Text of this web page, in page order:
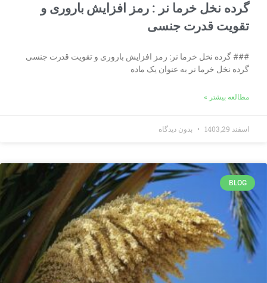
گرده نخل خرما نر : رمز افزایش باروری و
تقویت قدرت جنسی
### گرده نخل خرما نر: رمز افزایش باروری و تقویت قدرت جنسی
گرده نخل خرما نر به عنوان یک ماده
مطالعه بیشتر »
اسفند 29, 1403 بدون دیدگاه
BLOG